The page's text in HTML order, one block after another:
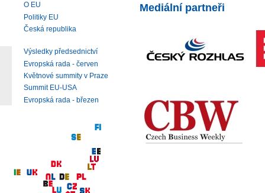
Mediální partneři
O EU
Politiky EU
Česká republika
Výsledky předsednictví
Evropská rada - červen
Květnové summity v Praze
Summit EU-USA
Evropská rada - březen